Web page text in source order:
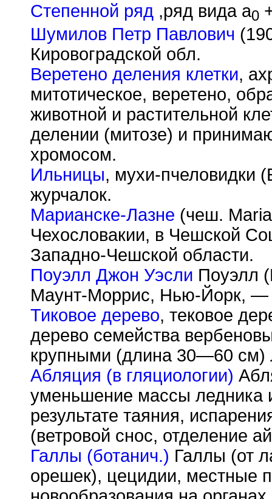
Степенной ряд ,ряд вида a0
Шумилов Петр Павлович
Кировоградской обл.
Веретено деления клетки,
митотическое, веретено,
животной и растительной
делении (митозе) и
хромосом.
Ильницы, мухи-пчеловидки
журчалок.
Марианске-Лазне (чеш.
Чехословакии, в Чешской
Западно-Чешской области.
Поуэлл Джон Уэсли Поуэлл
Маунт-Моррис, Нью-Йорк, —
Тиковое дерево, тековое
дерево семейства
крупными (длина 30—60 см)
Абляция (в гляциологии)
уменьшение массы ледника
результате таяния,
(ветровой снос, отделение
Галлы (ботанич.) Галлы (от
орешек), цецидии, местные